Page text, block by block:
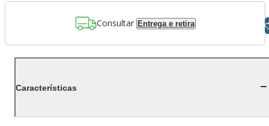
Consultar Entrega e retira
Características